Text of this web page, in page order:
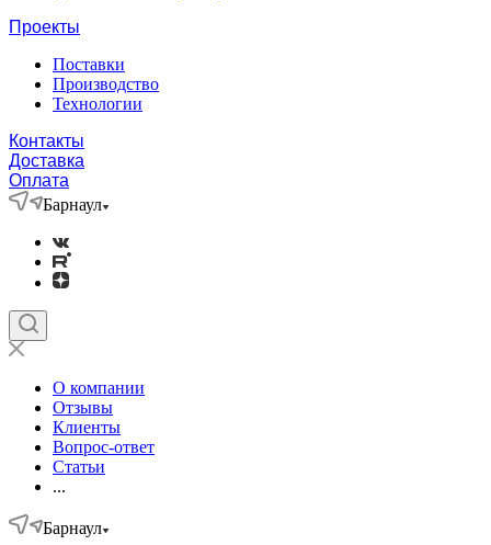
Проекты
Поставки
Производство
Технологии
Контакты
Доставка
Оплата
Барнаул
О компании
Отзывы
Клиенты
Вопрос-ответ
Статьи
...
Барнаул